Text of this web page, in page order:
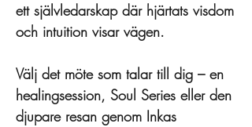
ett självledarskap där hjärtats visdom
och intuition visar vägen.
Välj det möte som talar till dig – en
healingsession, Soul Series eller den
djupare resan genom Inkas